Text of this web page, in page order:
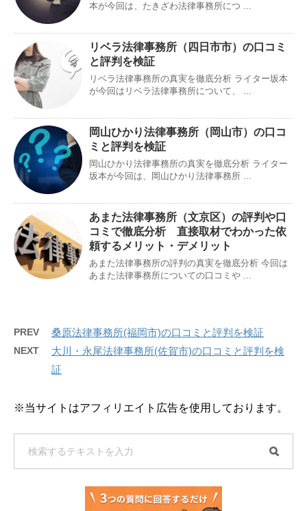
本が今回は、たきざわ法律事務所につ ...
リベラ法律事務所（四日市市）の口コミ
と評判を検証
リベラ法律事務所の真実を徹底分析 ライター坂本
が今回はリベラ法律事務所について、 ...
岡山ひかり法律事務所（岡山市）の口コ
ミと評判を検証
岡山ひかり法律事務所の真実を徹底分析 ライター
坂本が今回は、岡山ひかり法律事務所 ...
あまた法律事務所（文京区）の評判や口
コミで徹底分析 直接取材でわかった依
頼するメリット・デメリット
あまた法律事務所の評判の真実を徹底分析 今回は
あまた法律事務所についての口コミや ...
PREV 桑原法律事務所(福岡市)の口コミと評判を検証
NEXT
大川・永尾法律事務所(佐賀市)の口コミと評判を検
証
※当サイトはアフィリエイト広告を使用しております。